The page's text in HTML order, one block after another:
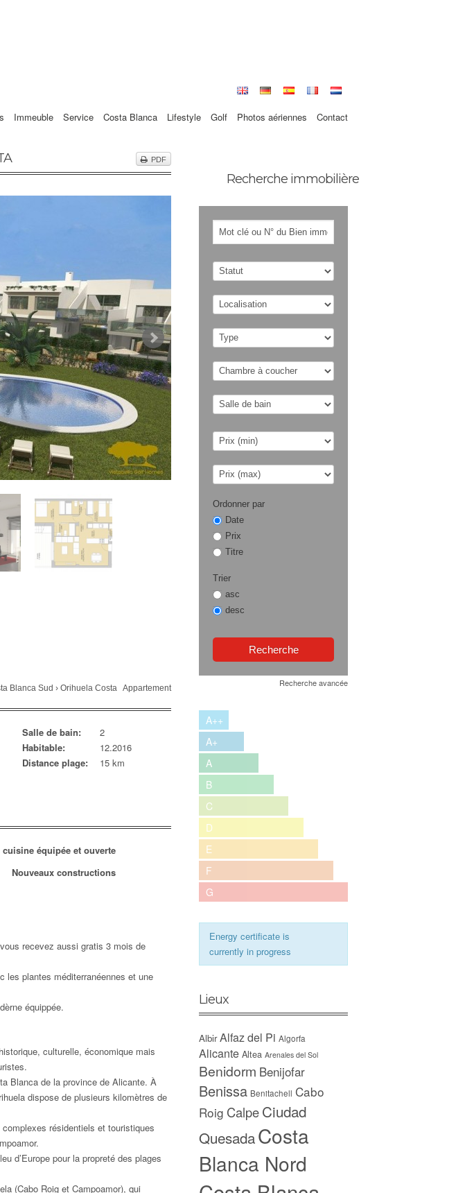
Immeuble Service Costa Blanca Lifestyle Golf Photos aériennes Contact
PDF
Blanca Sud › Orihuela Costa Appartement
Salle de bain:
2
Habitable:
12.2016
Distance plage:
15 km
cuisine équipée et ouverte
Nouveaux constructions
vous recevez aussi gratis 3 mois de
les plantes méditerranéennes et une
équippée.
culturelle, économique mais
Blanca de la province de Alicante. À
dispose de plusieurs kilomètres de
résidentiels et touristiques
d’Europe pour la propreté des plages
(Cabo Roig et Campoamor), qui
Recherche immobilière
Ordonner par
Date
Prix
Titre
Trier
asc
desc
Recherche avancée
A++
A+
A
B
C
D
E
F
G
Energy certificate is
currently in progress
Lieux
Albir Alfaz del Pi Algorfa
Alicante Altea Arenales del Sol
Benidorm Benijofar
Benissa Benitachell Cabo
Roig CalpeCiudad
QuesadaCosta
Blanca Nord